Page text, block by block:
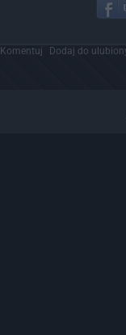
Komentuj Dodaj do